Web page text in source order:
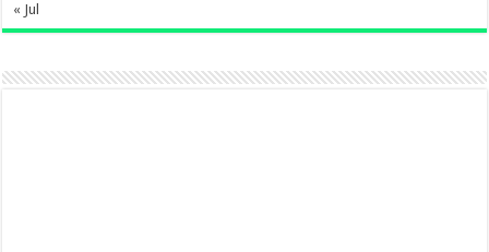
« Jul